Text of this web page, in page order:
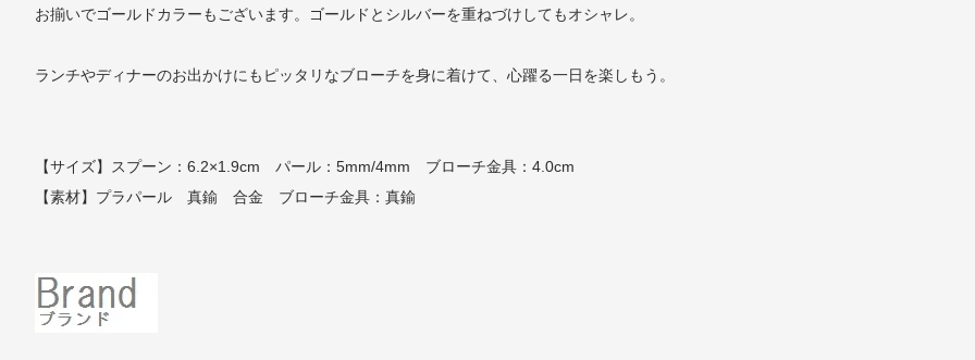
お揃いでゴールドカラーもございます。ゴールドとシルバーを重ねづけしてもオシャレ。
ランチやディナーのお出かけにもピッタリなブローチを身に着けて、心躍る一日を楽しもう。
【サイズ】スプーン：6.2×1.9cm パール：5mm/4mm ブローチ金具：4.0cm
【素材】プラパール 真鍮 合金 ブローチ金具：真鍮